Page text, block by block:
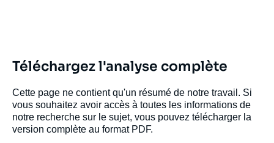
Téléchargez l'analyse complète
Cette page ne contient qu'un résumé de notre travail. Si
vous souhaitez avoir accès à toutes les informations de
notre recherche sur le sujet, vous pouvez télécharger la
version complète au format PDF.